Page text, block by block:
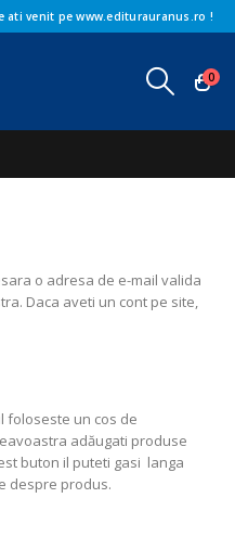
ati venit pe www.editurauranus.ro !
0
o adresa de e-mail valida
Daca aveti un cont pe site,
foloseste un cos de
adăugati produse
buton il puteti gasi langa
despre produs.